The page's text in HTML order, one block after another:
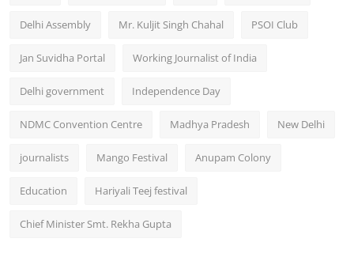
Delhi Assembly Mr. Kuljit Singh Chahal PSOI Club
Jan Suvidha Portal Working Journalist of India
Delhi government Independence Day
NDMC Convention Centre Madhya Pradesh New Delhi
journalists Mango Festival Anupam Colony
Education Hariyali Teej festival
Chief Minister Smt. Rekha Gupta